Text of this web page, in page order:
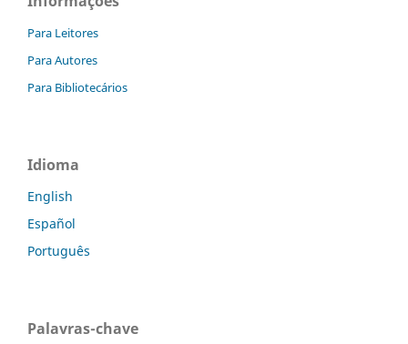
Para Leitores
Para Autores
Para Bibliotecários
Idioma
English
Español
Português
Palavras-chave